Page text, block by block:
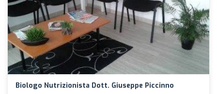
Biologo Nutrizionista Dott. Giuseppe Piccinno